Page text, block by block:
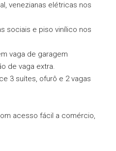
venezianas elétricas nos
sociais e piso vinílico nos
vaga de garagem
de vaga extra.
3 suítes, ofurô e 2 vagas
acesso fácil a comércio,